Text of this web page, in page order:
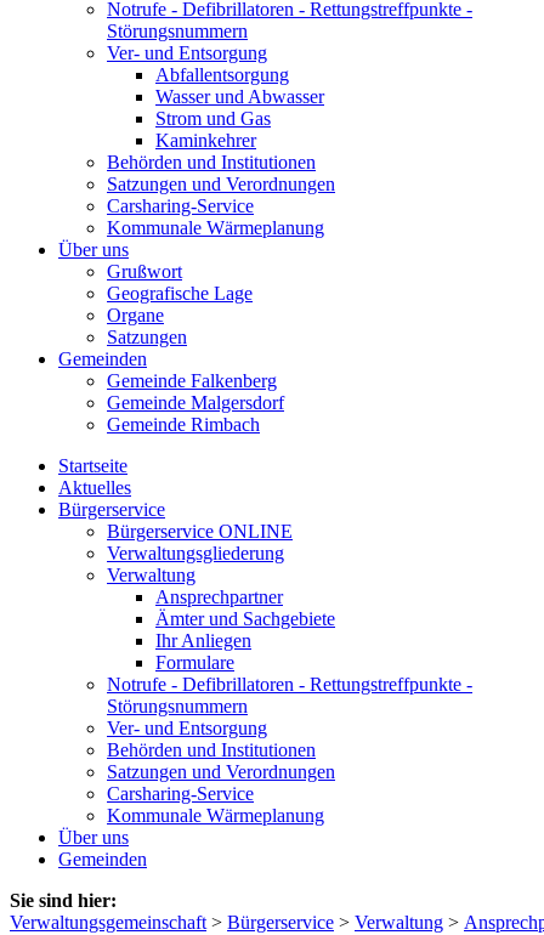
Notrufe - Defibrillatoren - Rettungstreffpunkte -
Störungsnummern
Ver- und Entsorgung
Abfallentsorgung
Wasser und Abwasser
Strom und Gas
Kaminkehrer
Behörden und Institutionen
Satzungen und Verordnungen
Carsharing-Service
Kommunale Wärmeplanung
Über uns
Grußwort
Geografische Lage
Organe
Satzungen
Gemeinden
Gemeinde Falkenberg
Gemeinde Malgersdorf
Gemeinde Rimbach
Startseite
Aktuelles
Bürgerservice
Bürgerservice ONLINE
Verwaltungsgliederung
Verwaltung
Ansprechpartner
Ämter und Sachgebiete
Ihr Anliegen
Formulare
Notrufe - Defibrillatoren - Rettungstreffpunkte -
Störungsnummern
Ver- und Entsorgung
Behörden und Institutionen
Satzungen und Verordnungen
Carsharing-Service
Kommunale Wärmeplanung
Über uns
Gemeinden
Sie sind hier:
Verwaltungsgemeinschaft > Bürgerservice > Verwaltung >